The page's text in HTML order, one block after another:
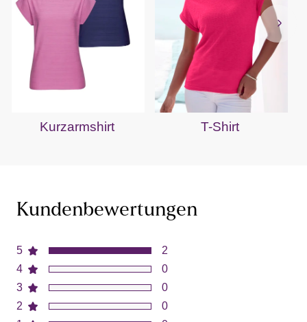
Kurzarmshirt T-Shirt
Kundenbewertungen
5
4
3
2
2
0
0
0